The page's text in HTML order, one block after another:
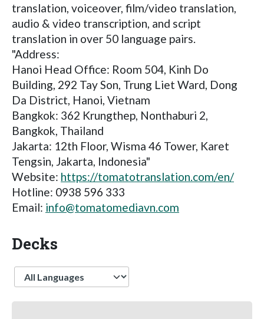
translation, voiceover, film/video translation,
audio & video transcription, and script
translation in over 50 language pairs.
"Address:
Hanoi Head Office: Room 504, Kinh Do
Building, 292 Tay Son, Trung Liet Ward, Dong
Da District, Hanoi, Vietnam
Bangkok: 362 Krungthep, Nonthaburi 2,
Bangkok, Thailand
Jakarta: 12th Floor, Wisma 46 Tower, Karet
Tengsin, Jakarta, Indonesia"
Website: https://tomatotranslation.com/en/
Hotline: 0938 596 333
Email: info@tomatomediavn.com
Decks
Language